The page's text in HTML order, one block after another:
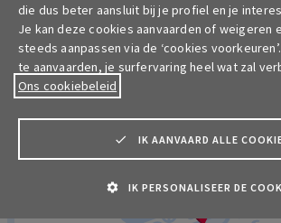
een poging tot phishing
die dus beter aansluit bij je profiel en je
Je kan deze cookies aanvaarden of weigeren
steeds aanpassen via de ‘cookies
te aanvaarden, je surfervaring heel wat zal
Ons cookiebeleid
IK AANVAARD ALLE
IK PERSONALISEER DE